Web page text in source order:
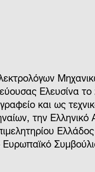
Ελευσίνα
και ως
την